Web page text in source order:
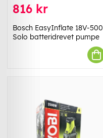
816 kr
Bosch EasyInflate 18V-500
Solo batteridrevet pumpe